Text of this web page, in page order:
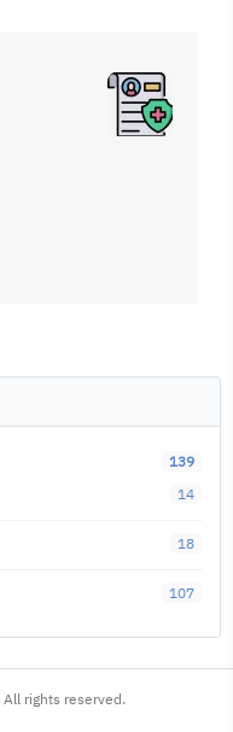
139
14
18
107
All rights reserved.